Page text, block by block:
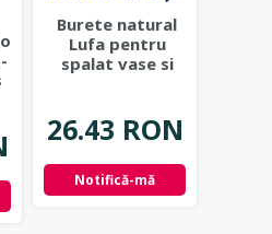
Burete natural
Lufa pentru
spalat vase si
26.43 RON
Notifică-mă